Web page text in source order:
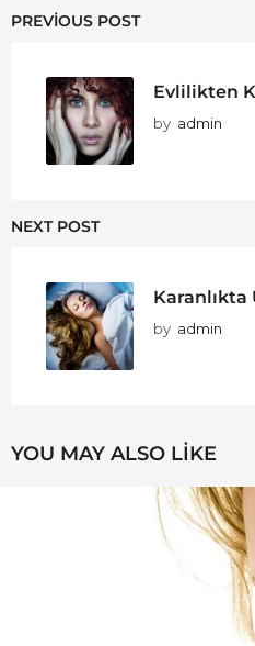
PREVIOUS POST
Evlilikten
by admin
NEXT POST
Karanlıkta
by admin
YOU MAY ALSO LIKE